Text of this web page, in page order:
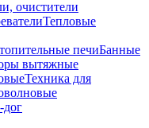
очистители
Тепловые
печиБанные
вытяжные
Техника для